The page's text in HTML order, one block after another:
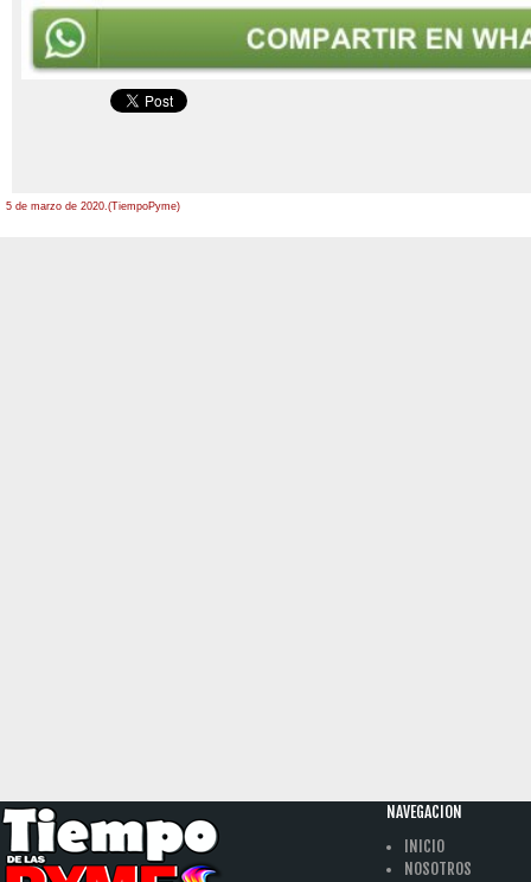
5 de marzo de 2020.(TiempoPyme)
NAVEGACION
INICIO
NOSOTROS